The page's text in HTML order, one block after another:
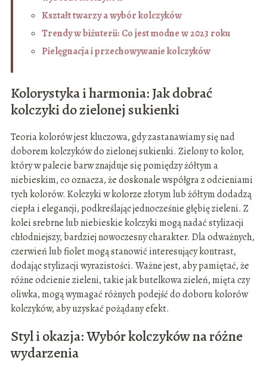
Kształt twarzy a wybór kolczyków
Trendy w biżuterii: Co jest modne w 2023 roku
Pielęgnacja i przechowywanie kolczyków
Kolorystyka i harmonia: Jak dobrać
kolczyki do zielonej sukienki
Teoria kolorów jest kluczowa, gdy zastanawiamy się nad
doborem kolczyków do zielonej sukienki. Zielony to kolor,
który w palecie barw znajduje się pomiędzy żółtym a
niebieskim, co oznacza, że doskonale współgra z odcieniami
tych kolorów. Kolczyki w kolorze złotym lub żółtym dodadzą
ciepła i elegancji, podkreślając jednocześnie głębię zieleni. Z
kolei srebrne lub niebieskie kolczyki mogą nadać stylizacji
chłodniejszy, bardziej nowoczesny charakter. Dla odważnych,
czerwień lub fiolet mogą stanowić interesujący kontrast,
dodając stylizacji wyrazistości. Ważne jest, aby pamiętać, że
różne odcienie zieleni, takie jak butelkowa zieleń, mięta czy
oliwka, mogą wymagać różnych podejść do doboru kolorów
kolczyków, aby uzyskać pożądany efekt.
Styl i okazja: Wybór kolczyków na różne
wydarzenia